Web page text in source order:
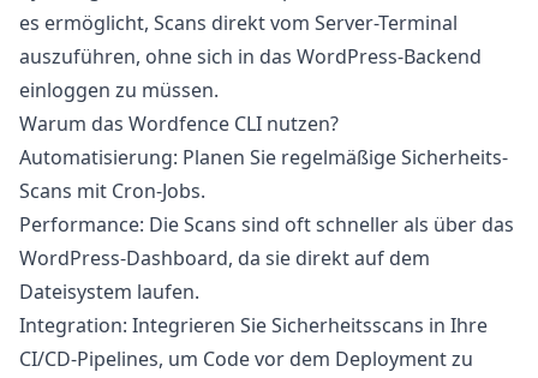
es ermöglicht, Scans direkt vom Server-Terminal
auszuführen, ohne sich in das WordPress-Backend
einloggen zu müssen.
Warum das Wordfence CLI nutzen?
Automatisierung: Planen Sie regelmäßige Sicherheits-
Scans mit Cron-Jobs.
Performance: Die Scans sind oft schneller als über das
WordPress-Dashboard, da sie direkt auf dem
Dateisystem laufen.
Integration: Integrieren Sie Sicherheitsscans in Ihre
CI/CD-Pipelines, um Code vor dem Deployment zu